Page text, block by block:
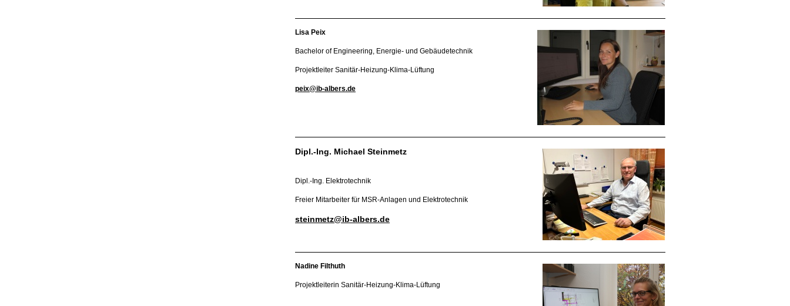
Lisa Peix
Bachelor of Engineering, Energie- und Gebäudetechnik
Projektleiter Sanitär-Heizung-Klima-Lüftung
peix@ib-albers.de
Dipl.-Ing. Michael Steinmetz
Dipl.-Ing. Elektrotechnik
Freier Mitarbeiter für MSR-Anlagen und Elektrotechnik
steinmetz@ib-albers.de
Nadine Filthuth
Projektleiterin Sanitär-Heizung-Klima-Lüftung